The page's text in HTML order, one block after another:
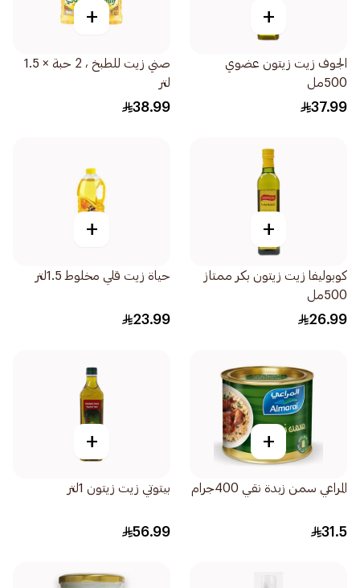
+
الجوف زيت زيتون عضوي
500مل
37.99
+
صني زيت للطبخ ، 2 حبة × 1.5
لتر
38.99
+
كوبوليفا زيت زيتون بكر ممتاز
500مل
26.99
+
حياة زيت قلي مخلوط 1.5لتر
23.99
+
المراعي سمن زبدة نقي 400جرام
31.5
+
بيتوتي زيت زيتون 1لتر
56.99